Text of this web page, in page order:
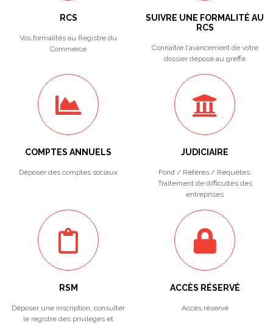
RCS
Vos formalités au Registre du
Commerce
SUIVRE UNE FORMALITÉ AU
RCS
Connaître l'avancement de votre
dossier déposé au greffe
COMPTES ANNUELS
Déposer des comptes sociaux
JUDICIAIRE
Fond / Référés / Requêtes.
Traitement de difficultés des
entreprises
RSM
Déposer une inscription, consulter
le registre des privilèges et
ACCÈS RÉSERVÉ
Accès réservé